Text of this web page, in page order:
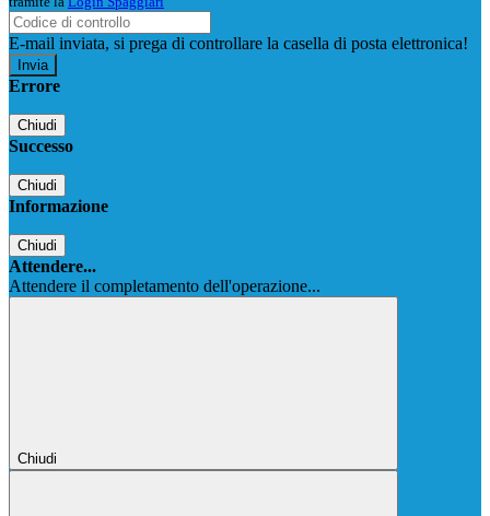
E-mail inviata, si prega di controllare la casella di posta elettronica!
Errore
Chiudi
Successo
Chiudi
Informazione
Chiudi
Attendere...
Attendere il completamento dell'operazione...
Chiudi